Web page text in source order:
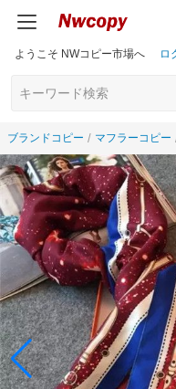
ようこそ NWコピー市場へ ロ
ブランドコピー マフラーコピー